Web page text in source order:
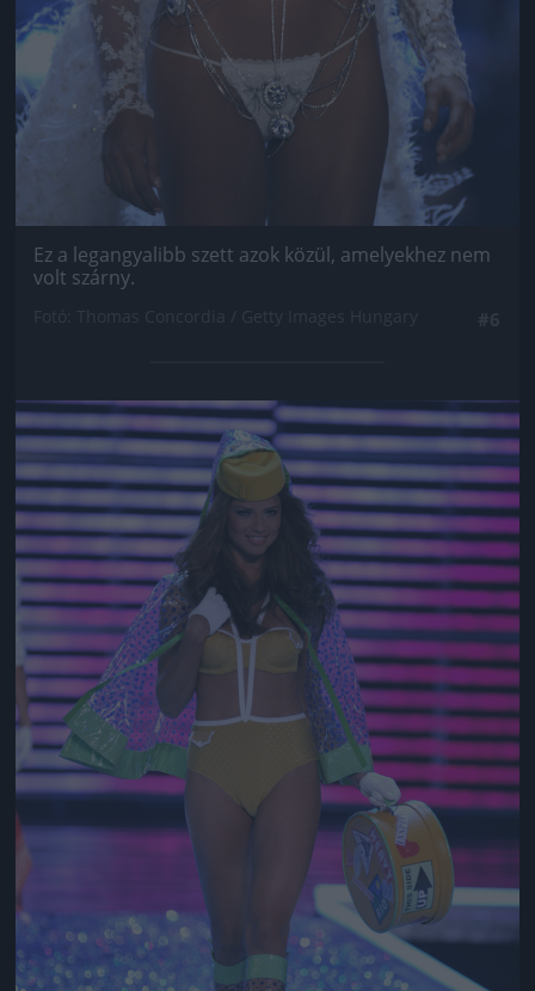
Ez a legangyalibb szett azok közül, amelyekhez nem
volt szárny.
Jön még kép!